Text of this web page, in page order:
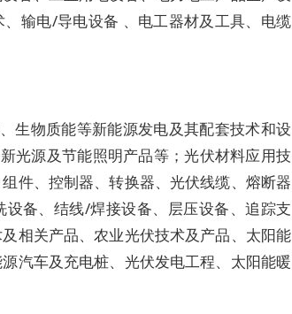
输电/导电设备 、电工器材及工具、电缆
生物质能等新能源发电及其配套技术和设
光源及节能照明产品等；光伏材料应用技
件、控制器、转换器、光伏线缆、熔断器
备、结线/焊接设备、层压设备、追踪支
相关产品、农业光伏技术及产品、太阳能
汽车及充电桩、光伏发电工程、太阳能暖